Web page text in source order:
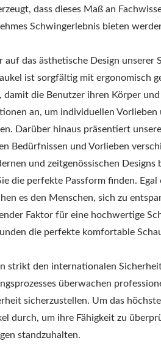
dass dieses Maß an
Schwingerlebnis bieten
das ästhetische Design unserer
ist sorgfältig mit ergonomisch
die Benutzer ihren Körper
an, um individuellen
Darüber hinaus präsentiert
Bedürfnissen und Vorlieben
und zeitgenössischen
die perfekte Passform finden.
es den Menschen, sich zu
Faktor für eine hochwertige
die perfekte komfortable
strikt den internationalen
überwachen
sicherzustellen. Um das
durch, um ihre Fähigkeit zu
standzuhalten.